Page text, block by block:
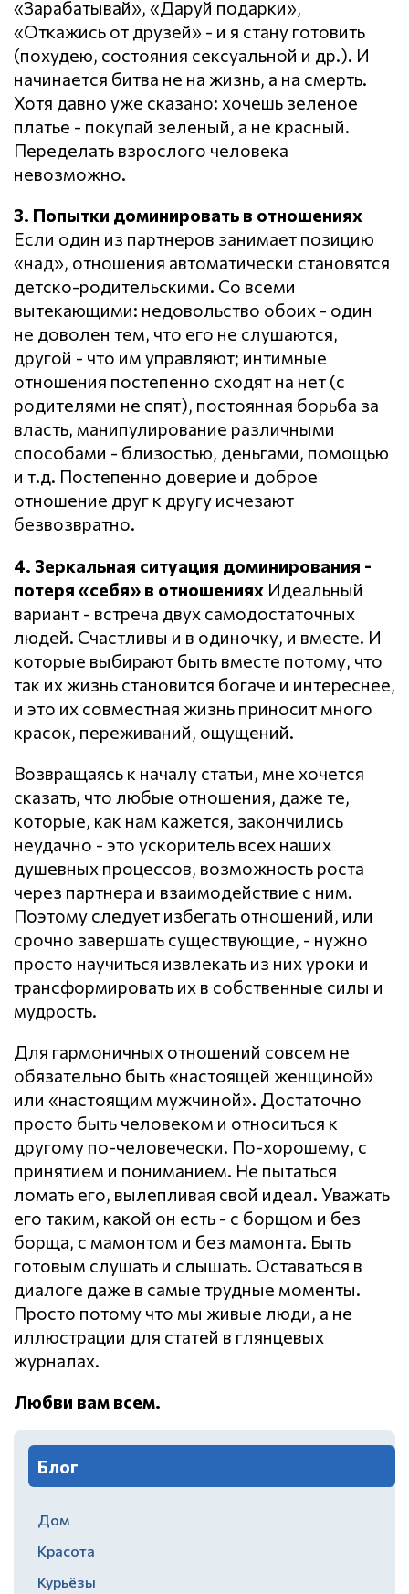
«Зарабатывай», «Даруй подарки»,
«Откажись от друзей» - и я стану готовить
(похудею, состояния сексуальной и др.). И
начинается битва не на жизнь, а на смерть.
Хотя давно уже сказано: хочешь зеленое
платье - покупай зеленый, а не красный.
Переделать взрослого человека
невозможно.
3. Попытки доминировать в отношениях
Если один из партнеров занимает позицию
«над», отношения автоматически становятся
детско-родительскими. Со всеми
вытекающими: недовольство обоих - один
не доволен тем, что его не слушаются,
другой - что им управляют; интимные
отношения постепенно сходят на нет (с
родителями не спят), постоянная борьба за
власть, манипулирование различными
способами - близостью, деньгами, помощью
и т.д. Постепенно доверие и доброе
отношение друг к другу исчезают
безвозвратно.
4. Зеркальная ситуация доминирования -
потеря «себя» в отношениях Идеальный
вариант - встреча двух самодостаточных
людей. Счастливы и в одиночку, и вместе. И
которые выбирают быть вместе потому, что
так их жизнь становится богаче и интереснее,
и это их совместная жизнь приносит много
красок, переживаний, ощущений.
Возвращаясь к началу статьи, мне хочется
сказать, что любые отношения, даже те,
которые, как нам кажется, закончились
неудачно - это ускоритель всех наших
душевных процессов, возможность роста
через партнера и взаимодействие с ним.
Поэтому следует избегать отношений, или
срочно завершать существующие, - нужно
просто научиться извлекать из них уроки и
трансформировать их в собственные силы и
мудрость.
Для гармоничных отношений совсем не
обязательно быть «настоящей женщиной»
или «настоящим мужчиной». Достаточно
просто быть человеком и относиться к
другому по-человечески. По-хорошему, с
принятием и пониманием. Не пытаться
ломать его, вылепливая свой идеал. Уважать
его таким, какой он есть - с борщом и без
борща, с мамонтом и без мамонта. Быть
готовым слушать и слышать. Оставаться в
диалоге даже в самые трудные моменты.
Просто потому что мы живые люди, а не
иллюстрации для статей в глянцевых
журналах.
Любви вам всем.
Блог
Дом
Красота
Курьёзы